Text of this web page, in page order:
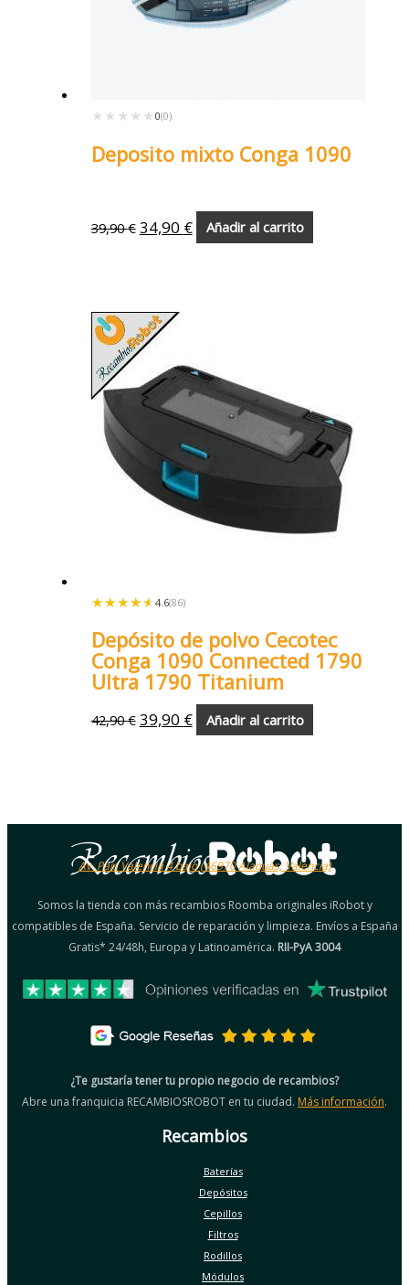
★★★★★
★★★★★ 0(0)
Deposito mixto Conga 1090
39,90€ 34,90 € Añadir al carrito
★★★★★
★★★★★ 4.6(86)
Depósito de polvo Cecotec
Conga 1090 Connected 1790
Ultra 1790 Titanium
42,90€ 39,90 € Añadir al carrito
Av. País Valencià 4 bajo (46970 Alaquàs, Valencia)
Somos la tienda con más recambios Roomba originales iRobot y
compatibles de España. Servicio de reparación y limpieza. Envíos a España
Gratis* 24/48h, Europa y Latinoamérica. RII-PyA 3004
¿Te gustaría tener tu propio negocio de recambios?
Abre una franquicia RECAMBIOSROBOT en tu ciudad. Más información.
Recambios
Baterías
Depósitos
Cepillos
Filtros
Rodillos
Módulos